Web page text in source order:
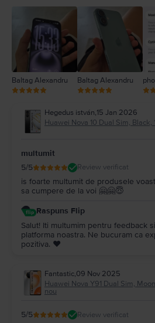
Baltag Alexandru Baltag Alexandru
Hegedus istván,15 Jan 2026
Huawei Nova 10 Dual Sim, Black,
multumit
5/5 Review verificat
is foarte multumit de produsele
sa cumpere de la voi 🤗🤗😇
Raspuns Flip
Salut! Iti multumim pentru feedback
platforma noastra. Ne bucuram ca
pozitiva. ❤️
Fantastic,09 Nov 2025
Huawei Nova Y91 Dual Sim,
nou
5/5 Review verificat